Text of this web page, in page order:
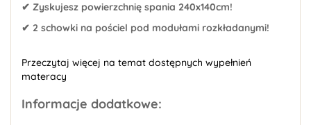
✔ Zyskujesz powierzchnię spania 240x140cm!
✔ 2 schowki na pościel pod modułami rozkładanymi!
Przeczytaj więcej na temat dostępnych wypełnień
materacy
Informacje dodatkowe: